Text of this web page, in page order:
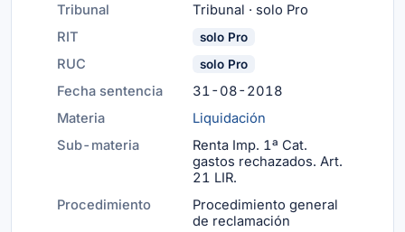
Tribunal
Tribunal · solo Pro
RIT
solo Pro
RUC solo Pro
Fecha sentencia
31-08-2018
Materia
Liquidación
Sub-materia
Renta Imp. 1ª Cat.
gastos rechazados. Art.
21 LIR.
Procedimiento
Procedimiento general
de reclamación